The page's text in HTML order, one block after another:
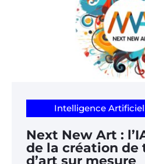
Intelligence
Next New Art :
de la création de
d’art sur mesure